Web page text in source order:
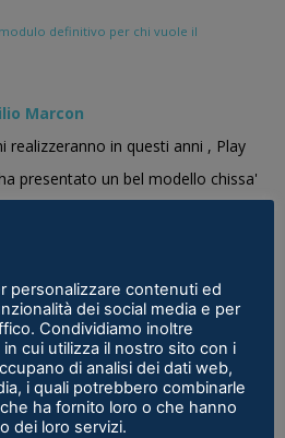
definitivo per chi vuole il
Marcon
realizzeranno in questi anni , Play
presentato un bel modello chissa'
2026
lo prenderei al volo
ne avevamo bisogno?
personalizzare contenuti ed
dei social media e per
Condividiamo inoltre
cui utilizza il nostro sito con i
di analisi dei dati web,
i quali potrebbero combinarle
ha fornito loro o che hanno
dei loro servizi.